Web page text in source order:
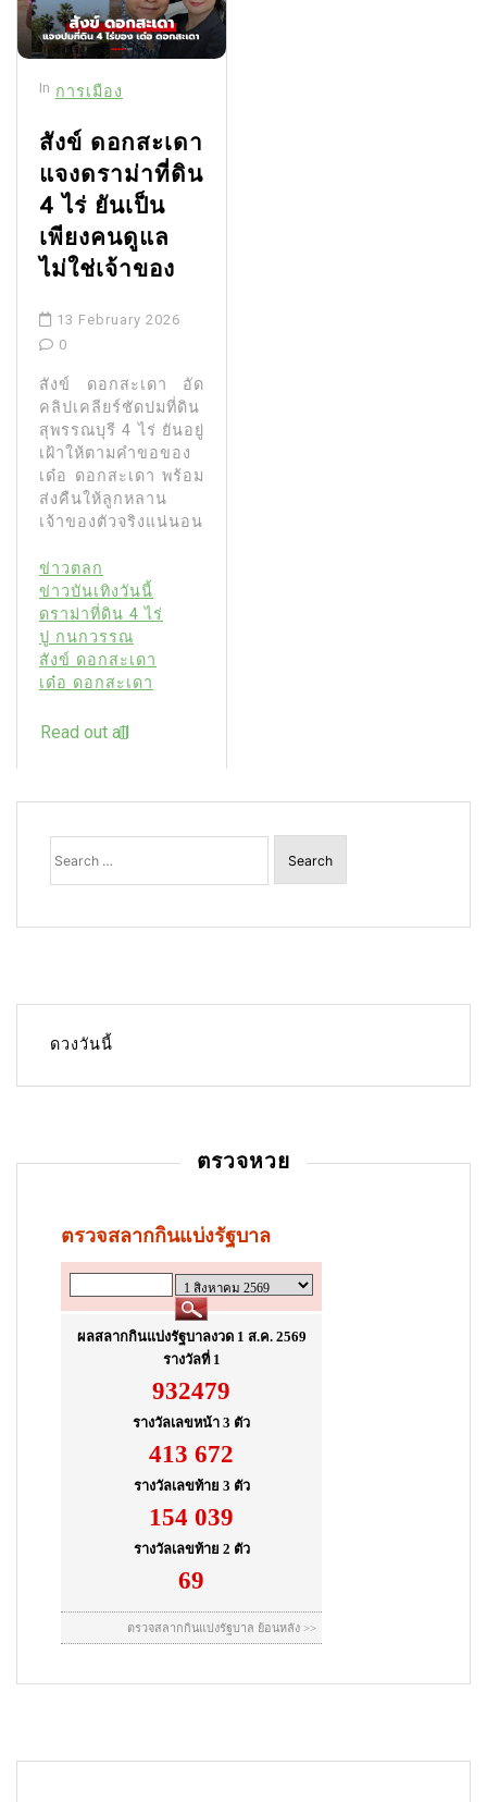
In การเมือง
สังข์ ดอกสะเดา
แจงดราม่าที่ดิน
4 ไร่ ยันเป็น
เพียงคนดูแล
ไม่ใช่เจ้าของ
13 February 2026
0
สังข์ ดอกสะเดา อัด
คลิปเคลียร์ชัดปมที่ดิน
สุพรรณบุรี 4 ไร่ ยันอยู่
เฝ้าให้ตามคำขอของ
เด๋อ ดอกสะเดา พร้อม
ส่งคืนให้ลูกหลาน
เจ้าของตัวจริงแน่นอน
ข่าวตลก
ข่าวบันเทิงวันนี้
ดราม่าที่ดิน 4 ไร่
ปู กนกวรรณ
สังข์ ดอกสะเดา
เด๋อ ดอกสะเดา
Read out all
Search
for:
ดวงวันนี้
ตรวจหวย